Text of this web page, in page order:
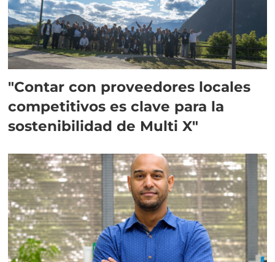
"Contar con proveedores locales
competitivos es clave para la
sostenibilidad de Multi X"